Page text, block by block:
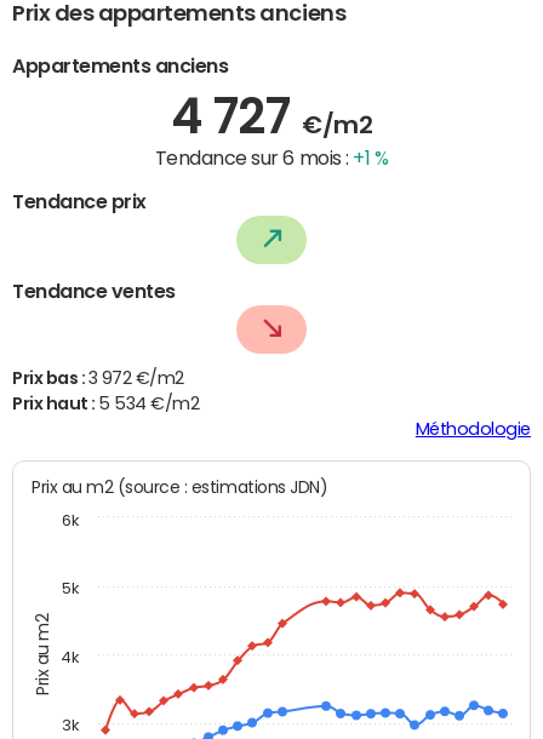
Prix des appartements anciens
Appartements anciens
4 727 €/m2
Tendance sur 6 mois : +1 %
Tendance prix
Tendance ventes
Prix bas : 3 972 €/m2
Prix haut : 5 534 €/m2
Méthodologie
Prix au m2
Prix au m2 (source : estimations JDN)
3k
4k
5k
6k